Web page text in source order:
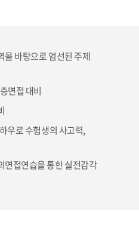
을 바탕으로 엄선된 주제
면접 대비
우로 수험생의 사고력,
면접연습을 통한 실전감각